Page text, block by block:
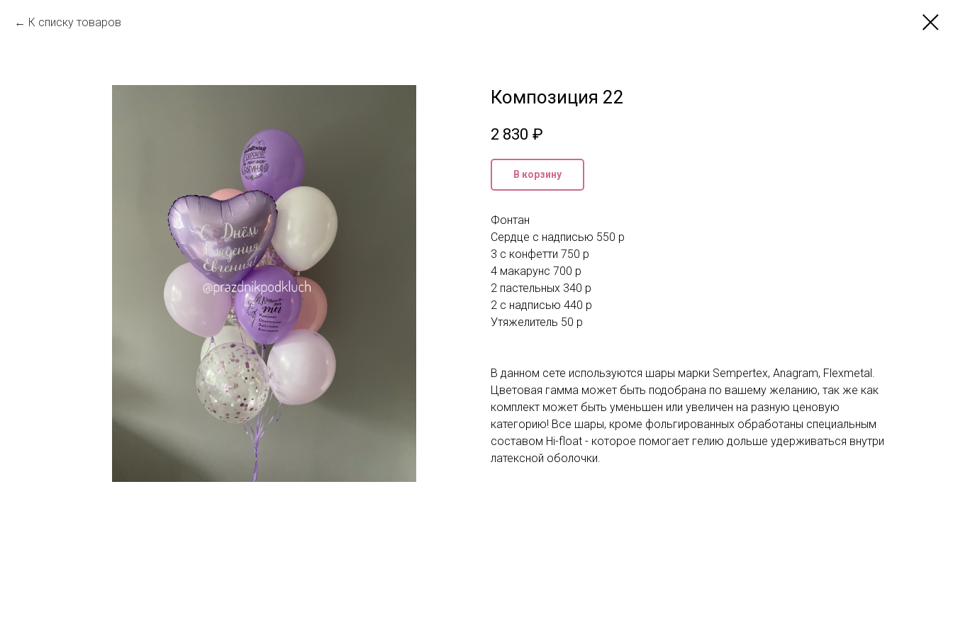
К списку товаров
Композиция 22
2 830 ₽
В корзину
Фонтан
Сердце с надписью 550 р
3 с конфетти 750 р
4 макарунс 700 р
2 пастельных 340 р
2 с надписью 440 р
Утяжелитель 50 р
В данном сете используются шары марки Sempertex, Anagram, Flexmetal.
Цветовая гамма может быть подобрана по вашему желанию, так же как
комплект может быть уменьшен или увеличен на разную ценовую
категорию! Все шары, кроме фольгированных обработаны специальным
составом Hi-float - которое помогает гелию дольше удерживаться внутри
латексной оболочки.